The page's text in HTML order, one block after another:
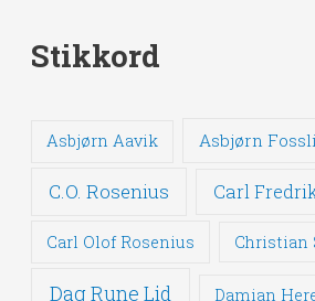
Stikkord
Asbjørn Aavik Asbjørn
C.O. Rosenius Carl
Carl Olof Rosenius Christian
Dag Rune Lid Damian